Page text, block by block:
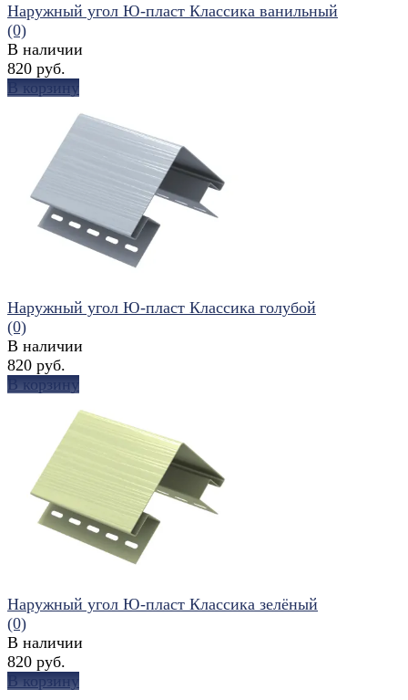
избранное
Наружный угол Ю-пласт Классика ванильный
(0)
В наличии
820 руб.
В корзину
избранное
Наружный угол Ю-пласт Классика голубой
(0)
В наличии
820 руб.
В корзину
Наружный угол Ю-пласт Классика зелёный
(0)
В наличии
820 руб.
В корзину